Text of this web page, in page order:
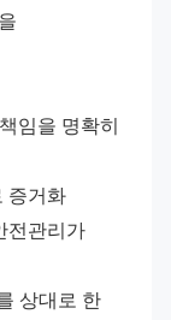
임을 명확히
증거화
전관리가
상대로 한